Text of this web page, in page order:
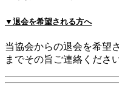
▼退会を希望される方へ
当協会からの退会を希望
までその旨ご連絡くださ